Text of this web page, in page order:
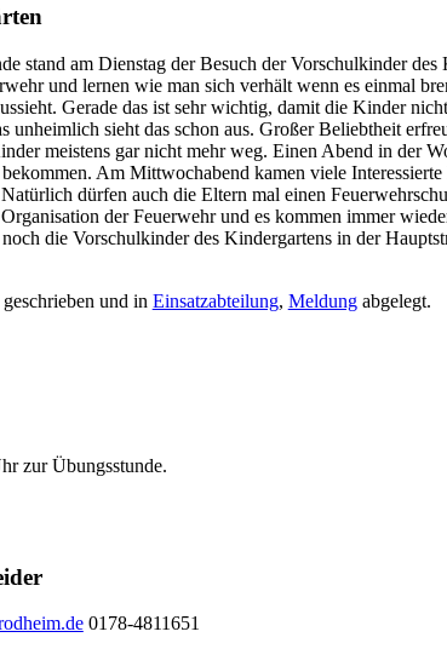
stand am Dienstag der Besuch der Vorschulkinder
und lernen wie man sich verhält wenn es einmal
Gerade das ist sehr wichtig, damit die Kinder
sieht das schon aus. Großer Beliebtheit
meistens gar nicht mehr weg. Einen Abend in der
Am Mittwochabend kamen viele
dürfen auch die Eltern mal einen
der Feuerwehr und es kommen immer
die Vorschulkinder des Kindergartens in der
und in Einsatzabteilung, Meldungabgelegt.
zur Übungsstunde.
0178-4811651